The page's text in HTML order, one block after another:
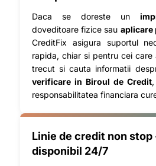
Daca se doreste un
doveditoare fizice sau aplicare
CreditFix asigura suportul
rapida, chiar si pentru cei
trecut si cauta informatii
verificare in Biroul de Credit
responsabilitatea financiara
Linie de credit non stop
disponibil 24/7